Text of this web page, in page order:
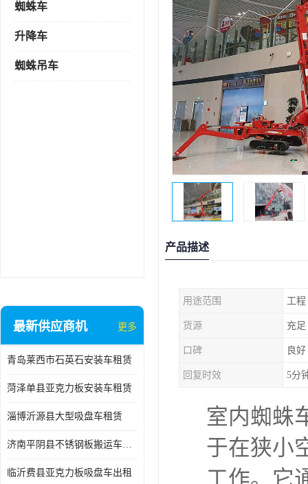
蜘蛛车
升降车
蜘蛛吊车
最新供应商机 更多
青岛莱西市石英石安装车租赁
菏泽单县亚克力板安装车租赁
淄博沂源县大型吸盘车租赁
济南平阴县不锈钢板搬运车出租
临沂费县亚克力板吸盘车出租
产品描述
用途范围 工程
货源 充足
口碑 良好
回复时效 5分
室内蜘蛛
于在狭小
工作。它